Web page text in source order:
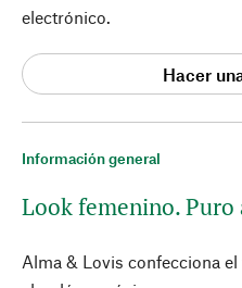
Información general
Look femenino.
Alma & Lovis confecciona
electrónico.
Hacer